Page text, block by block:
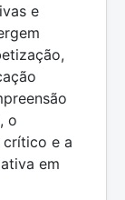
e
o
crítico e a
em